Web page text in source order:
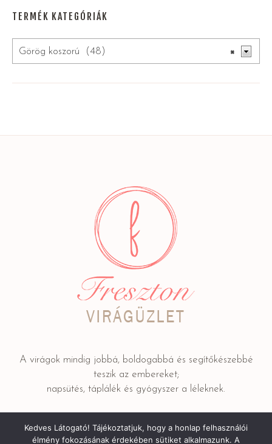
TERMÉK KATEGÓRIÁK
×
Görög koszorú (48)
A virágok mindig jobbá, boldogabbá és segítőkészebbé
teszik az embereket;
napsütés, táplálék és gyógyszer a léleknek.
Adatkezelési tájékoztató / © 2022 FRESZTON Kereskedelmi
Kedves Látogató! Tájékoztatjuk, hogy a honlap felhasználói
élmény fokozásának érdekében sütiket alkalmazunk. A